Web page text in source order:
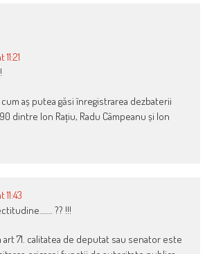
aș putea găsi înregistrarea dezbaterii
dintre Ion Rațiu, Radu Câmpeanu și Ion
11:43
?? !!!
71. calitatea de deputat sau senator este